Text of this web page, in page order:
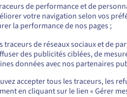
de performance et de
votre navigation selon vos
la performance de nos pages ;
traceurs de réseaux sociaux et de
des publicités ciblées, de
données avec nos partenaires
accepter tous les traceurs, les
en cliquant sur le lien « Gérer